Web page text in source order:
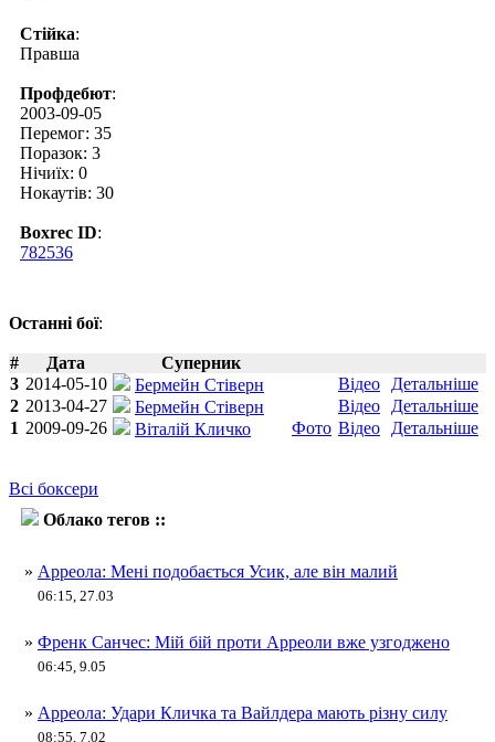
Стійка:
Правша
Профдебют:
2003-09-05
Перемог: 35
Поразок: 3
Нічиїх: 0
Нокаутів: 30
Boxrec ID:
782536
Останні бої:
# Дата
Суперник
3 2014-05-10 Бермейн Стіверн Відео
Детальніше
2 2013-04-27 Бермейн Стіверн Відео
Детальніше
1 2009-09-26 Віталій Кличко Фото Відео Детальніше
Всі боксери
Облако тегов ::
» Арреола: Мені подобається Усик, але він малий
06:15, 27.03
» Френк Санчес: Мій бій проти Арреоли вже узгоджено
06:45, 9.05
» Арреола: Удари Кличка та Вайлдера мають різну силу
08:55, 7.02